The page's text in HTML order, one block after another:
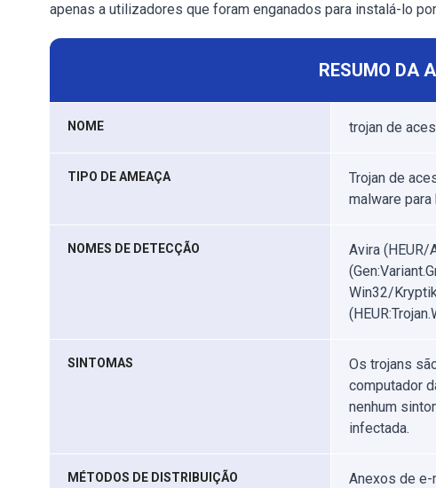
apenas a utilizadores que foram enganados para instalá-lo
RESUMO DA
NOME trojan de
TIPO DE AMEAÇA
Trojan de
malware
NOMES DE DETECÇÃO
Avira (HEUR/
Win32/
SINTOMAS
Os trojans
computador
nenhum
infectada.
MÉTODOS DE DISTRIBUIÇÃO
Anexos de